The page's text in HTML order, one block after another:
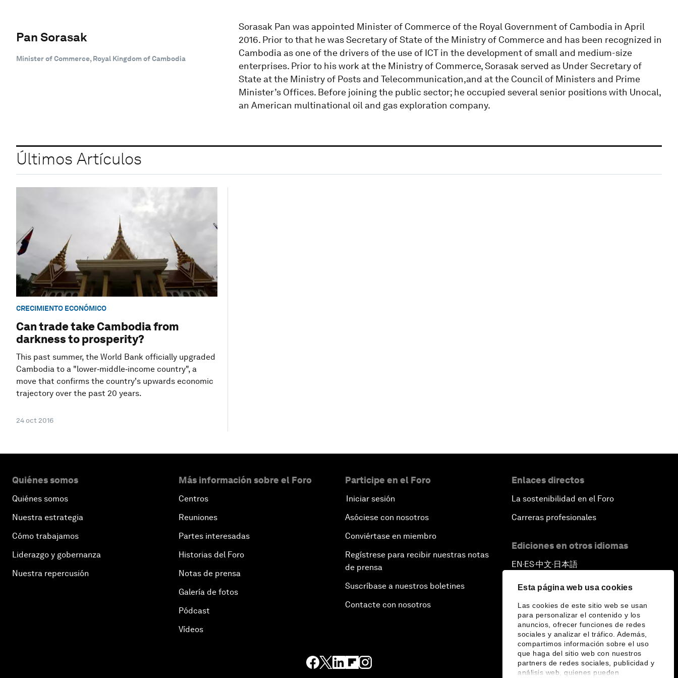
Esta página web usa cookies
Las cookies de este sitio web se usan
para personalizar el contenido y los
anuncios, ofrecer funciones de redes
sociales y analizar el tráfico. Además,
compartimos información sobre el uso
que haga del sitio web con nuestros
partners de redes sociales, publicidad y
análisis web, quienes pueden
Pan Sorasak
Minister of Commerce, Royal Kingdom of Cambodia
Sorasak Pan was appointed Minister of Commerce of the Royal Government of Cambodia in April
2016. Prior to that he was Secretary of State of the Ministry of Commerce and has been recognized in
Cambodia as one of the drivers of the use of ICT in the development of small and medium-size
enterprises. Prior to his work at the Ministry of Commerce, Sorasak served as Under Secretary of
State at the Ministry of Posts and Telecommunication,and at the Council of Ministers and Prime
Minister’s Offices. Before joining the public sector; he occupied several senior positions with Unocal,
an American multinational oil and gas exploration company.
Últimos Artículos
CRECIMIENTO ECONÓMICO
Can trade take Cambodia from
darkness to prosperity?
This past summer, the World Bank officially upgraded
Cambodia to a "lower‑middle‑income country", a
move that confirms the country's upwards economic
trajectory over the past 20 years.
24 oct 2016
Quiénes somos
Quiénes somos
Nuestra estrategia
Cómo trabajamos
Liderazgo y gobernanza
Nuestra repercusión
Más información sobre el Foro
Centros
Reuniones
Partes interesadas
Historias del Foro
Notas de prensa
Galería de fotos
Pódcast
Vídeos
Participe en el Foro
Iniciar sesión
Asóciese con nosotros
Conviértase en miembro
Regístrese para recibir nuestras notas
de prensa
Suscríbase a nuestros boletines
Contacte con nosotros
Enlaces directos
La sostenibilidad en el Foro
Carreras profesionales
Ediciones en otros idiomas
EN ▪ ES▪中文▪ 日本語